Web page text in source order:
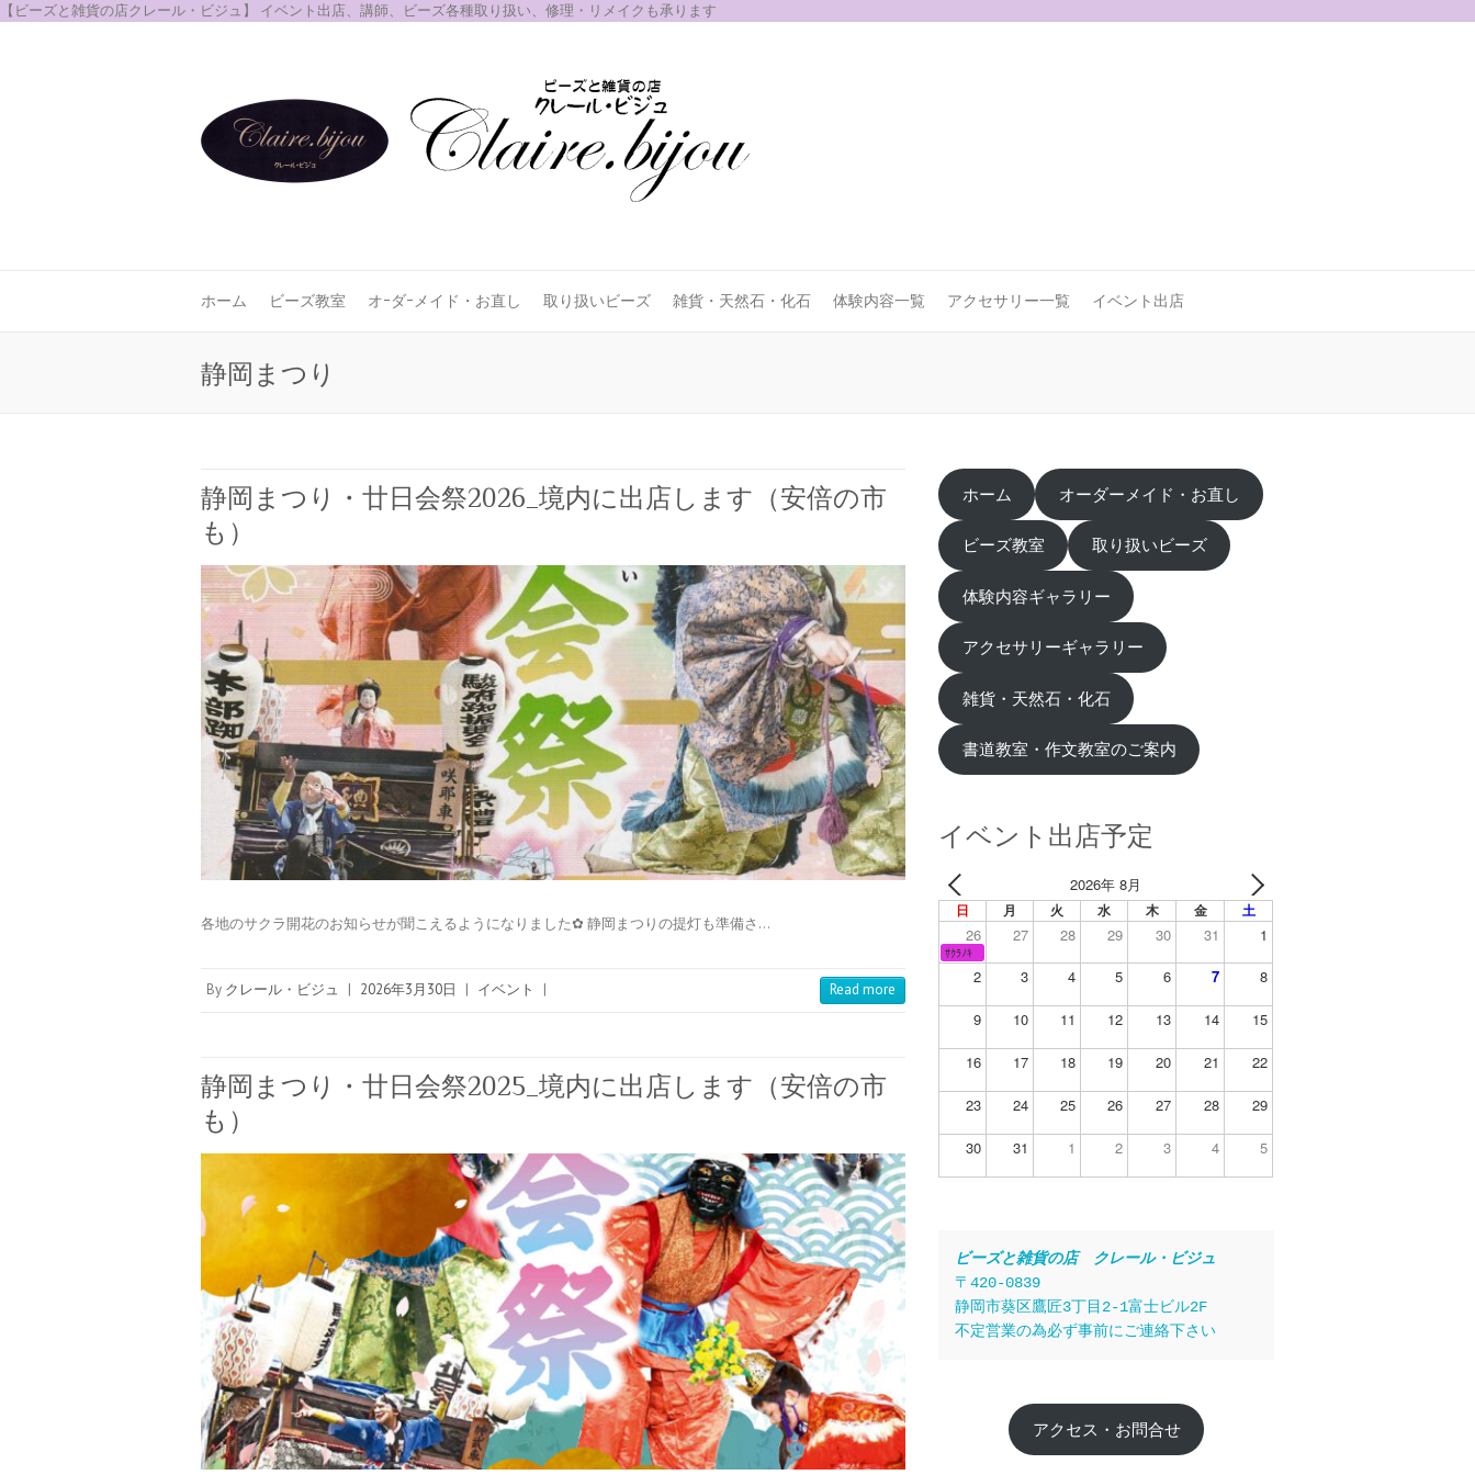
【ビーズと雑貨の店クレール・ビジュ】 イベント出店、講師、ビーズ各種取り扱い、修理・リメイクも承ります
ホーム ビーズ教室 オｰダｰメイド・お直し 取り扱いビーズ 雑貨・天然石・化石 体験内容一覧 アクセサリー一覧 イベント出店
静岡まつり
静岡まつり・廿日会祭2026_境内に出店します（安倍の市
も）
各地のサクラ開花のお知らせが聞こえるようになりました✿ 静岡まつりの提灯も準備さ…
By クレール・ビジュ | 2026年3月30日 | イベント | Read more
静岡まつり・廿日会祭2025_境内に出店します（安倍の市
も）
ホーム オーダーメイド・お直し
ビーズ教室 取り扱いビーズ
体験内容ギャラリー
アクセサリーギャラリー
雑貨・天然石・化石
書道教室・作文教室のご案内
イベント出店予定
2026年 8月
日 月 火 水 木 金 土
26 27 28 29 30 31 1
ｻｸﾗﾉｷ
2 3 4 5 6 7 8
9 10 11 12 13 14 15
16 17 18 19 20 21 22
23 24 25 26 27 28 29
30 31 1 2 3 4 5
ビーズと雑貨の店　クレール・ビジュ
〒420-0839
静岡市葵区鷹匠3丁目2-1富士ビル2F
不定営業の為必ず事前にご連絡下さい
アクセス・お問合せ